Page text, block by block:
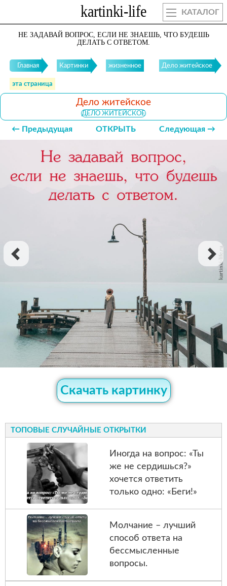
КАТАЛОГ
НЕ ЗАДАВАЙ ВОПРОС, ЕСЛИ НЕ ЗНАЕШЬ, ЧТО БУДЕШЬ
ДЕЛАТЬ С ОТВЕТОМ.
Главная Картинки жизненное Дело житейское
эта страница
Дело житейское
ДЕЛО ЖИТЕЙСКОЕ
← Предыдущая ОТКРЫТЬ Следующая →
Скачать картинку
ТОПОВЫЕ СЛУЧАЙНЫЕ ОТКРЫТКИ
Иногда на вопрос: «Ты
же не сердишься?»
хочется ответить
только одно: «Беги!»
Молчание – лучший
способ ответа на
бессмысленные
вопросы.